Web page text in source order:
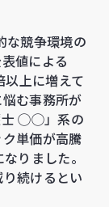
な競争環境の
値による
以上に増えて
む事務所が
士 ◯◯」系の
単価が高騰
りました。
続けるとい